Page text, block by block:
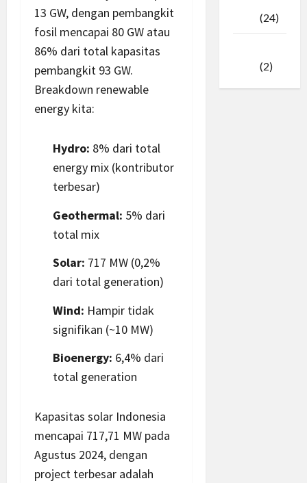
13 GW, dengan pembangkit
fosil mencapai 80 GW atau
86% dari total kapasitas
pembangkit 93 GW.
Breakdown renewable
energy kita:
Hydro: 8% dari total
energy mix (kontributor
terbesar)
Geothermal: 5% dari
total mix
Solar: 717 MW (0,2%
dari total generation)
Wind: Hampir tidak
signifikan (~10 MW)
Bioenergy: 6,4% dari
total generation
Kapasitas solar Indonesia
mencapai 717,71 MW pada
Agustus 2024, dengan
project terbesar adalah
(24)
(2)